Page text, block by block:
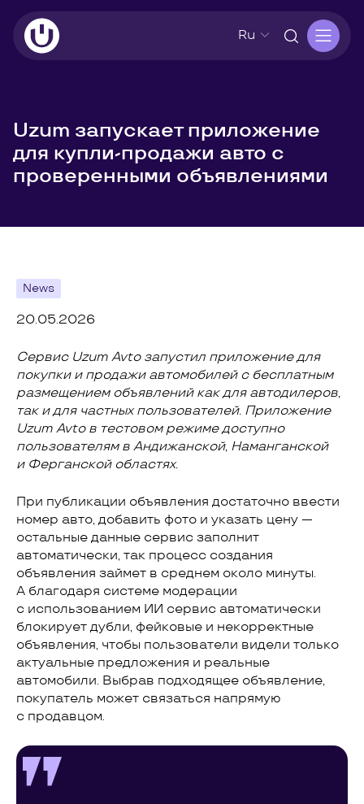
Ru
Uzum запускает приложение
для купли-продажи авто с
проверенными объявлениями
News
20.05.2026
Сервис Uzum Avto запустил приложение для
покупки и продажи автомобилей с бесплатным
размещением объявлений как для автодилеров,
так и для частных пользователей. Приложение
Uzum Avto в тестовом режиме доступно
пользователям в Андижанской, Наманганской
и Ферганской областях.
При публикации объявления достаточно ввести
номер авто, добавить фото и указать цену —
остальные данные сервис заполнит
автоматически, так процесс создания
объявления займет в среднем около минуты.
А благодаря системе модерации
с использованием ИИ сервис автоматически
блокирует дубли, фейковые и некорректные
объявления, чтобы пользователи видели только
актуальные предложения и реальные
автомобили. Выбрав подходящее объявление,
покупатель может связаться напрямую
с продавцом.